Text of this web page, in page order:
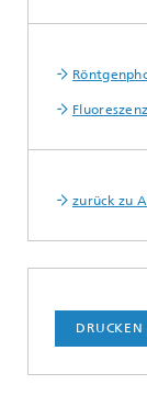
zurück zu
DRUCKEN